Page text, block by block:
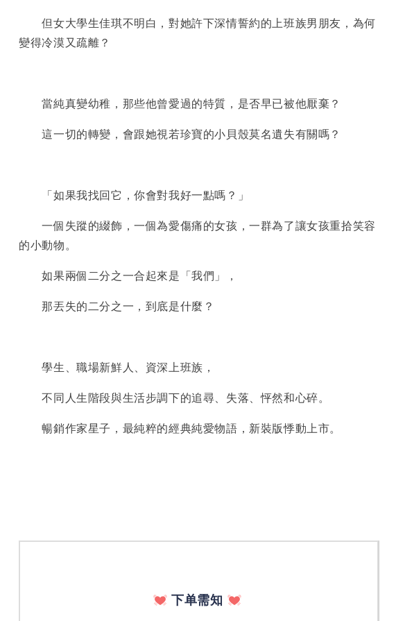
但女大學生佳琪不明白，對她許下深情誓約的上班族男朋友，為何
變得冷漠又疏離？
當純真變幼稚，那些他曾愛過的特質，是否早已被他厭棄？
這一切的轉變，會跟她視若珍寶的小貝殼莫名遺失有關嗎？
「如果我找回它，你會對我好一點嗎？」
一個失蹤的綴飾，一個為愛傷痛的女孩，一群為了讓女孩重拾笑容
的小動物。
如果兩個二分之一合起來是「我們」，
那丟失的二分之一，到底是什麼？
學生、職場新鮮人、資深上班族，
不同人生階段與生活步調下的追尋、失落、怦然和心碎。
暢銷作家星子，最純粹的經典純愛物語，新裝版悸動上市。
下单需知